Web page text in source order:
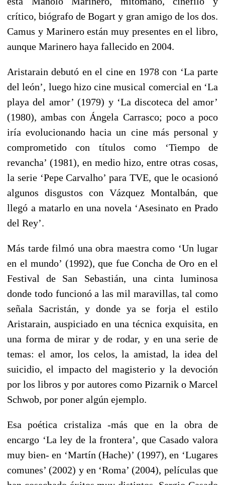
crítico, biógrafo de Bogart y gran amigo de los dos.
Camus y Marinero están muy presentes en el libro,
aunque Marinero haya fallecido en 2004.
Aristarain debutó en el cine en 1978 con ‘La parte
del león’, luego hizo cine musical comercial en ‘La
playa del amor’ (1979) y ‘La discoteca del amor’
(1980), ambas con Ángela Carrasco; poco a poco
iría evolucionando hacia un cine más personal y
comprometido con títulos como ‘Tiempo de
revancha’ (1981), en medio hizo, entre otras cosas,
la serie ‘Pepe Carvalho’ para TVE, que le ocasionó
algunos disgustos con Vázquez Montalbán, que
llegó a matarlo en una novela ‘Asesinato en Prado
del Rey’.
Más tarde filmó una obra maestra como ‘Un lugar
en el mundo’ (1992), que fue Concha de Oro en el
Festival de San Sebastián, una cinta luminosa
donde todo funcionó a las mil maravillas, tal como
señala Sacristán, y donde ya se forja el estilo
Aristarain, auspiciado en una técnica exquisita, en
una forma de mirar y de rodar, y en una serie de
temas: el amor, los celos, la amistad, la idea del
suicidio, el impacto del magisterio y la devoción
por los libros y por autores como Pizarnik o Marcel
Schwob, por poner algún ejemplo.
Esa poética cristaliza -más que en la obra de
encargo ‘La ley de la frontera’, que Casado valora
muy bien- en ‘Martín (Hache)’ (1997), en ‘Lugares
comunes’ (2002) y en ‘Roma’ (2004), películas que